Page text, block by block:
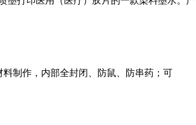
制作，内部全封闭、防鼠、防串药；可